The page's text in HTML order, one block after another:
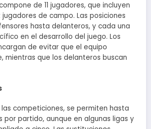
de 11 jugadores, que incluyen
de campo. Las posiciones
hasta delanteros, y cada una
en el desarrollo del juego. Los
de evitar que el equipo
mientras que los delanteros buscan
competiciones, se permiten hasta
por partido, aunque en algunas ligas y